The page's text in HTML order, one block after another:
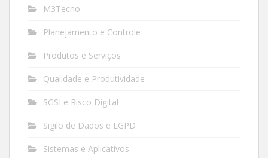
M3Tecno
Planejamento e Controle
Produtos e Serviços
Qualidade e Produtividade
SGSI e Risco Digital
Sigilo de Dados e LGPD
Sistemas e Aplicativos